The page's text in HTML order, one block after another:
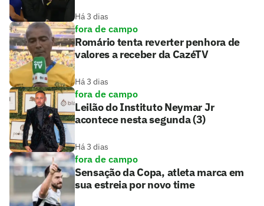
Há 3 dias
fora de campo
Romário tenta reverter penhora de
valores a receber da CazéTV
Há 3 dias
fora de campo
Leilão do Instituto Neymar Jr
acontece nesta segunda (3)
Há 3 dias
fora de campo
Sensação da Copa, atleta marca em
sua estreia por novo time